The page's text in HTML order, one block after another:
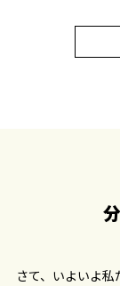
さて、いよいよ